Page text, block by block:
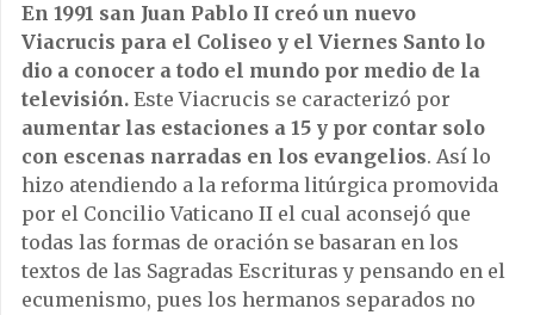
En 1991 san Juan Pablo II creó un nuevo
Viacrucis para el Coliseo y el Viernes Santo lo
dio a conocer a todo el mundo por medio de la
televisión. Este Viacrucis se caracterizó por
aumentar las estaciones a 15 y por contar solo
con escenas narradas en los evangelios. Así lo
hizo atendiendo a la reforma litúrgica promovida
por el Concilio Vaticano II el cual aconsejó que
todas las formas de oración se basaran en los
textos de las Sagradas Escrituras y pensando en el
ecumenismo, pues los hermanos separados no